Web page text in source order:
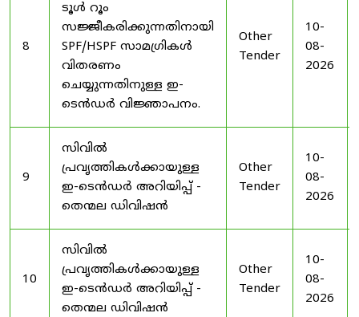
8
ടൂൾ റൂം
സജ്ജീകരിക്കുന്നതിനായി
SPF/HSPF സാമഗ്രികൾ
വിതരണം
ചെയ്യുന്നതിനുള്ള ഇ-
ടെൻഡർ വിജ്ഞാപനം.
Other
Tender
10-
08-
2026
9
സിവിൽ
പ്രവൃത്തികൾക്കായുള്ള
ഇ-ടെൻഡർ അറിയിപ്പ് -
തെന്മല ഡിവിഷൻ
Other
Tender
10-
08-
2026
10
സിവിൽ
പ്രവൃത്തികൾക്കായുള്ള
ഇ-ടെൻഡർ അറിയിപ്പ് -
തെന്മല ഡിവിഷൻ
Other
Tender
10-
08-
2026